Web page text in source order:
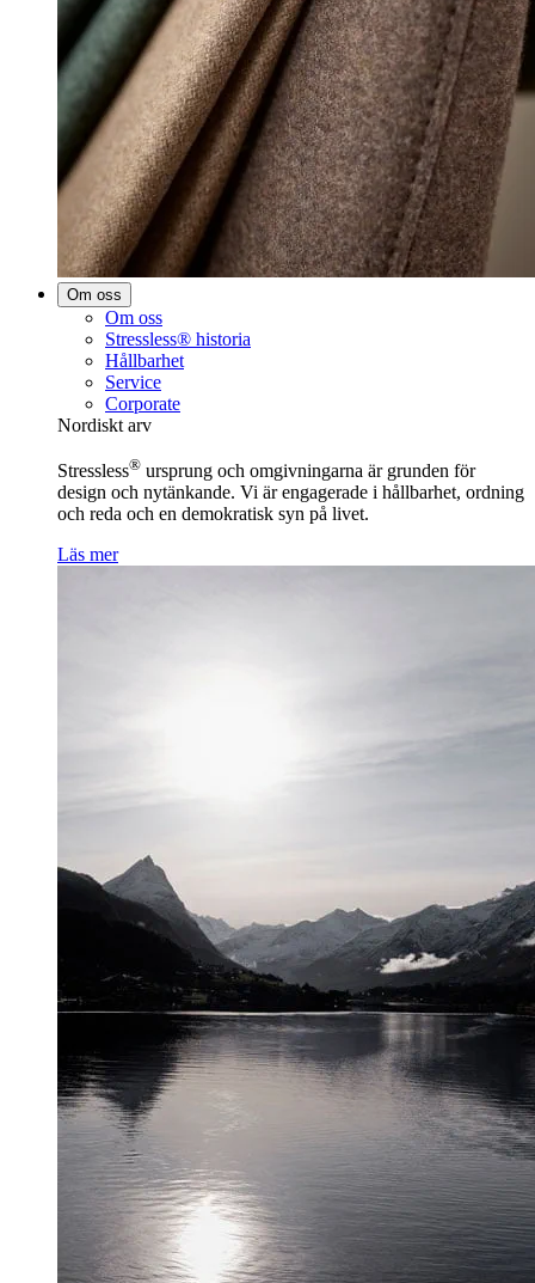
Om oss
Om oss
Stressless® historia
Hållbarhet
Service
Corporate
Nordiskt arv
Stressless® ursprung och omgivningarna är grunden för
design och nytänkande. Vi är engagerade i hållbarhet, ordning
och reda och en demokratisk syn på livet.
Läs mer